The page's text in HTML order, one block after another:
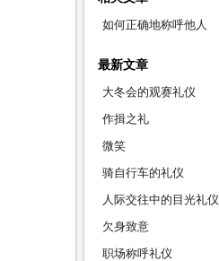
如何正确地称呼他人
最新文章
大冬会的观赛礼仪
作揖之礼
微笑
骑自行车的礼仪
人际交往中的目光礼仪
欠身致意
职场称呼礼仪